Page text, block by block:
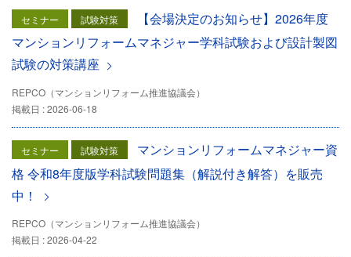
セミナー 試験対策
【会場決定のお知らせ】2026年度
マンションリフォームマネジャー学科試験および設計製図
試験の対策講座
REPCO（マンションリフォーム推進協議会）
掲載日 : 2026-06-18
セミナー 試験対策
マンションリフォームマネジャー資
格 令和8年度版学科試験問題集（解説付き解答）を販売
中！
REPCO（マンションリフォーム推進協議会）
掲載日 : 2026-04-22